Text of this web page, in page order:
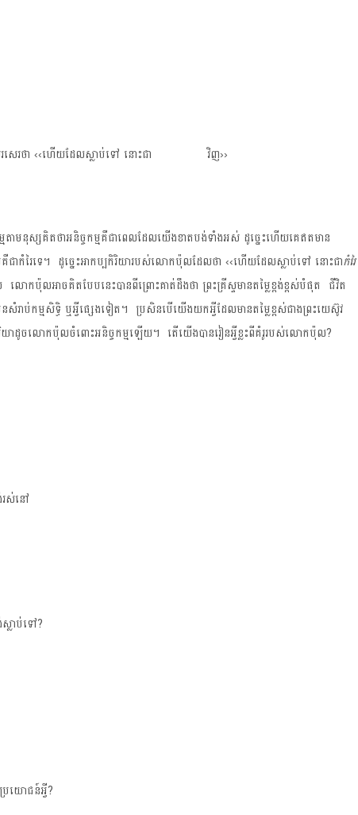
រសេរ​ថា ‹‹ហើយ​ដែល​ស្លាប់​ទៅ នោះ​ជា វិញ››
មតា​មនុស្ស​គិត​ថា​អនិច្ចកម្ម​គឺ​ជា​ពេល​ដែល​យើង​ខាត​បង់​ទាំង​អស់​ ដូច្នេះ​ហើយ​គេ​ឥត​មាន​
ជា​កំរៃ​ទេ។ ដូច្នេះ​​អាកប្បកិរិយា​​របស់​លោក​ប៉ុល​ដែល​ថា ​‹‹ហើយ​ដែល​ស្លាប់​ទៅ នោះ​ជា​កំរៃ​
ល លោក​ប៉ុល​អាច​គិត​បែប​នេះ​បាន​ពី​ព្រោះ​គាត់​ដឹង​ថា ព្រះគ្រីស្ទ​មាន​តម្លៃ​ខ្ពង់​ខ្ពស់​បំផុត ជីវិត​
សំរាប់​កម្មសិទ្ធិ​ ឬ​អ្វី​​​ផ្សេង​ទៀត។ ប្រ​សិន​បើ​យើង​យក​អ្វីដែល​មាន​តម្លៃ​​ខ្ពស់​ជាង​ព្រះ​យេស៊ូវ​
យា​ដូច​លោក​ប៉ុល​ចំពោះ​អនិច្ចកម្ម​ឡើយ។ តើ​យើង​បាន​រៀន​អ្វី​ខ្លះ​ពី​គំរូ​របស់​លោក​ប៉ុល?
ស់​នៅ
លាប់​ទៅ?
យោជន៍​អ្វី?